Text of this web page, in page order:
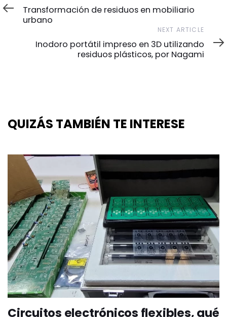
Transformación de residuos en mobiliario
urbano
NEXT ARTICLE
Inodoro portátil impreso en 3D utilizando
residuos plásticos, por Nagami
QUIZÁS TAMBIÉN TE INTERESE
Circuitos electrónicos flexibles, qué